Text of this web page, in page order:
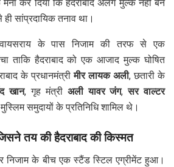
कर दिया कि हैदराबाद अलग मुल्क नहीं बन
सांप्रदायिक तनाव था।
के पास निजाम की तरफ से एक
ताकि हैदराबाद को एक आजाद मुल्क घोषित
के प्रधानमंत्रीमीर लायक अली, छतारी के
खान, गृह मंत्री अली यावर जंग,सर वाल्टर
समुदायों के प्रतिनिधि शामिल थे।
तय की हैदराबाद की किस्मत
निजाम के बीच एक स्टैंड स्टिल एग्रीमेंट हुआ।